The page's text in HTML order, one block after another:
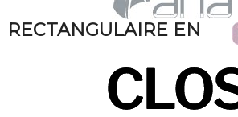
RECTANGULAIRE EN